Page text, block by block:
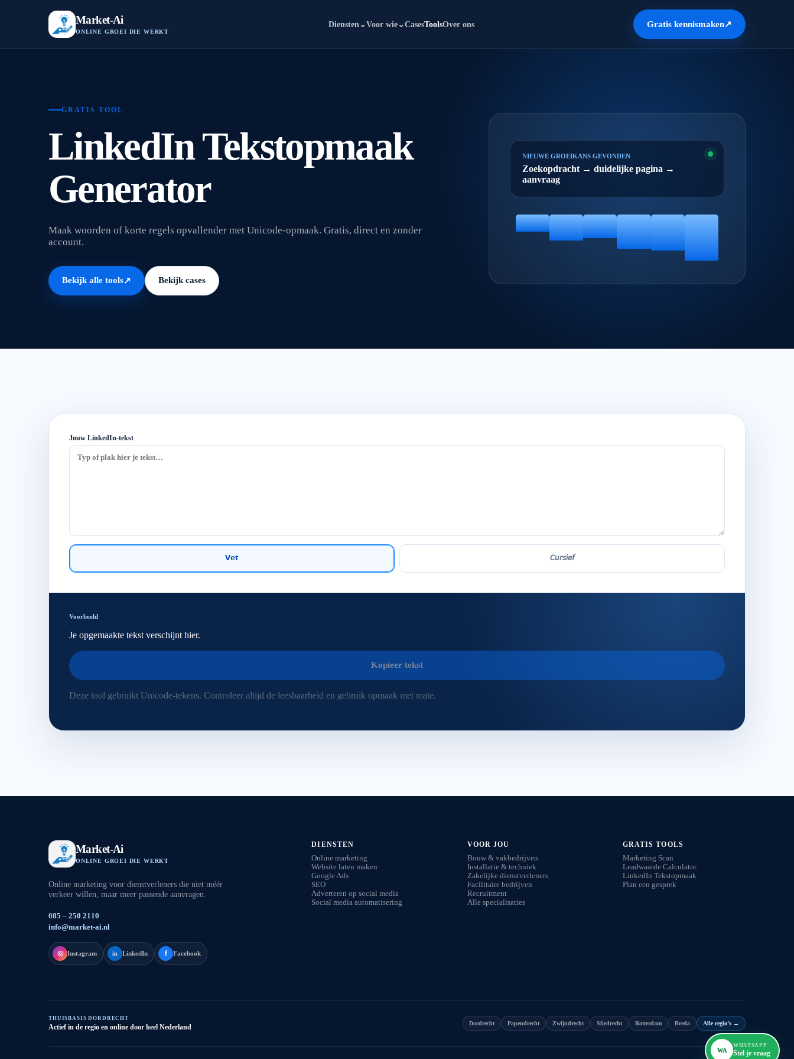
Market-Ai
ONLINE GROEI DIE WERKT
Diensten ⌄Voor wie⌄CasesToolsOver ons Gratis kennismaken↗
GRATIS TOOL
LinkedIn Tekstopmaak
Generator
Maak woorden of korte regels opvallender met Unicode-opmaak. Gratis, direct en zonder
account.
Bekijk alle tools↗ Bekijk cases
NIEUWE GROEIKANS GEVONDEN
Zoekopdracht → duidelijke pagina →
aanvraag
Jouw LinkedIn-tekst
𝗩𝗲𝘁 𝘊𝘶𝘳𝘴𝘪𝘦𝘧
Voorbeeld
Je opgemaakte tekst verschijnt hier.
Kopieer tekst
Deze tool gebruikt Unicode-tekens. Controleer altijd de leesbaarheid en gebruik opmaak met mate.
Market-Ai
ONLINE GROEI DIE WERKT
Online marketing voor dienstverleners die niet méér
verkeer willen, maar meer passende aanvragen.
085 – 250 2110
info@market-ai.nl
◎ Instagram in LinkedIn f Facebook
DIENSTEN
Online marketing
Website laten maken
Google Ads
SEO
Adverteren op social media
Social media automatisering
VOOR JOU
Bouw & vakbedrijven
Installatie & techniek
Zakelijke dienstverleners
Facilitaire bedrijven
Recruitment
Alle specialisaties
GRATIS TOOLS
Marketing Scan
Leadwaarde Calculator
LinkedIn Tekstopmaak
Plan een gesprek
THUISBASIS DORDRECHT
Actief in de regio en online door heel Nederland Dordrecht Papendrecht Zwijndrecht Sliedrecht Rotterdam Breda Alle regio’s →
WA
WHATSAPP
Stel je vraag